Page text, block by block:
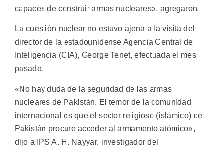
capaces de construir armas nucleares», agregaron.
La cuestión nuclear no estuvo ajena a la visita del
director de la estadounidense Agencia Central de
Inteligencia (CIA), George Tenet, efectuada el mes
pasado.
«No hay duda de la seguridad de las armas
nucleares de Pakistán. El temor de la comunidad
internacional es que el sector religioso (islámico) de
Pakistán procure acceder al armamento atómico»,
dijo a IPS A. H. Nayyar, investigador del